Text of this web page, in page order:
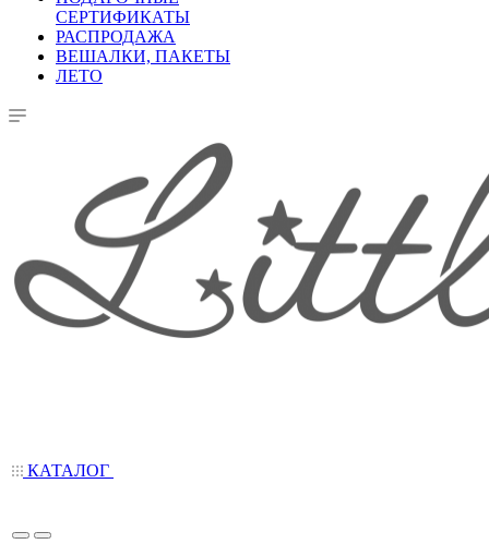
СЕРТИФИКАТЫ
РАСПРОДАЖА
ВЕШАЛКИ, ПАКЕТЫ
ЛЕТО
КАТАЛОГ